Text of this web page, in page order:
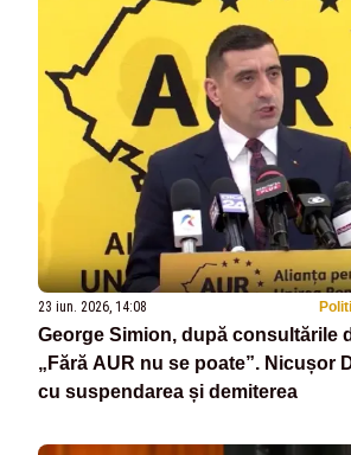
23 iun. 2026, 14:08
George Simion, după consultările
„Fără AUR nu se poate”. Nicușor
cu suspendarea și demiterea